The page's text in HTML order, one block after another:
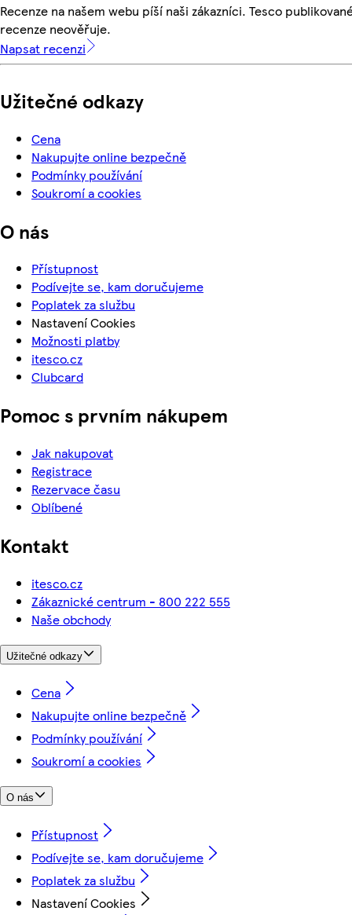
Recenze na našem webu píší naši zákazníci. Tesco
recenze neověřuje.
Napsat recenzi
Užitečné odkazy
Cena
Nakupujte online bezpečně
Podmínky používání
Soukromí a cookies
O nás
Přístupnost
Podívejte se, kam doručujeme
Poplatek za službu
Nastavení Cookies
Možnosti platby
itesco.cz
Clubcard
Pomoc s prvním nákupem
Jak nakupovat
Registrace
Rezervace času
Oblíbené
Kontakt
itesco.cz
Zákaznické centrum - 800 222 555
Naše obchody
Užitečné odkazy
Cena
Nakupujte online bezpečně
Podmínky používání
Soukromí a cookies
O nás
Přístupnost
Podívejte se, kam doručujeme
Poplatek za službu
Nastavení Cookies